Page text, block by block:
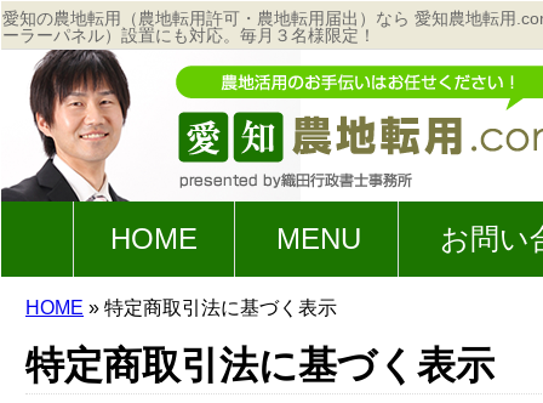
愛知の農地転用（農地転用許可・農地転用届出）なら 愛知農地転用
ーラーパネル）設置にも対応。毎月３名様限定！
HOME MENU お問い
HOME » 特定商取引法に基づく表示
特定商取引法に基づく表示